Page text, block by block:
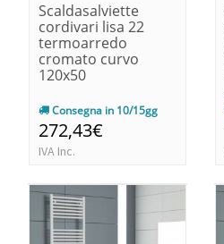
Scaldasalviette
cordivari lisa 22
termoarredo
cromato curvo
120x50
Consegna in 10/15gg
272,43€
IVA Inc.